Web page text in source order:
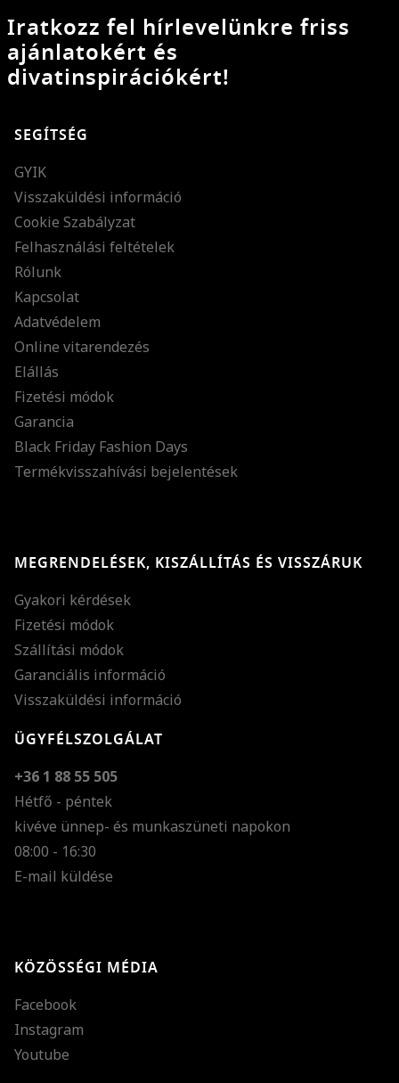
Iratkozz fel hírlevelünkre friss
ajánlatokért és
divatinspirációkért!
SEGÍTSÉG
GYIK
Visszaküldési információ
Cookie Szabályzat
Felhasználási feltételek
Rólunk
Kapcsolat
Adatvédelem
Online vitarendezés
Elállás
Fizetési módok
Garancia
Black Friday Fashion Days
Termékvisszahívási bejelentések
MEGRENDELÉSEK, KISZÁLLÍTÁS ÉS VISSZÁRUK
Gyakori kérdések
Fizetési módok
Szállítási módok
Garanciális információ
Visszaküldési információ
ÜGYFÉLSZOLGÁLAT
+36 1 88 55 505
Hétfő - péntek
kivéve ünnep- és munkaszüneti napokon
08:00 - 16:30
E-mail küldése
KÖZÖSSÉGI MÉDIA
Facebook
Instagram
Youtube